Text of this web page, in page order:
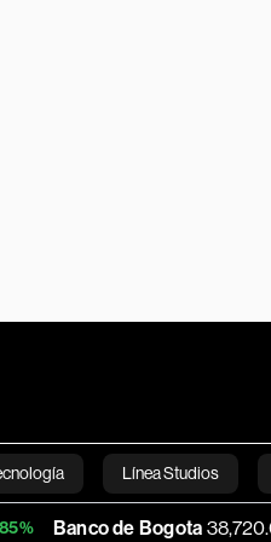
Línea Studios
English
de Bogota 38,720.00 -0.21%